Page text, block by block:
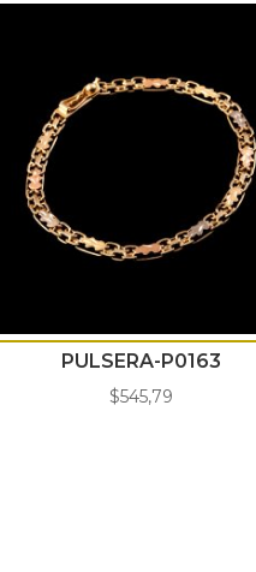
PULSERA-P0163
$545,79